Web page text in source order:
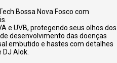
Bossa Nova Fosco com
e UVB, protegendo seus olhos dos
desenvolvimento das doenças
embutido e hastes com detalhes
Alok.